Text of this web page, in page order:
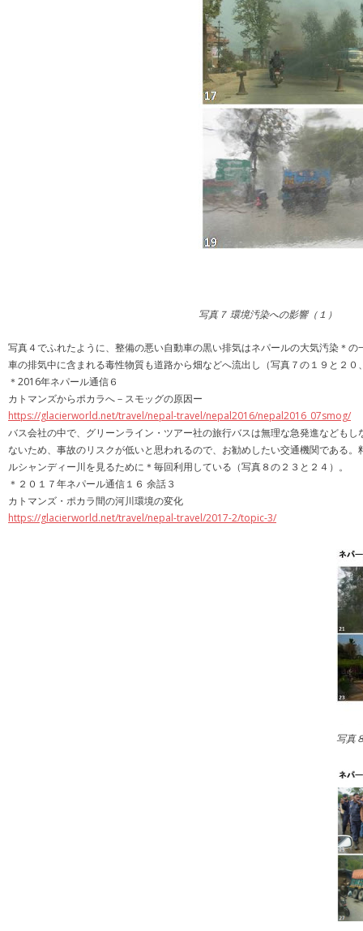
写真７ 環境汚染への影響（１）
写真４でふれたように、整備の悪い自動車の黒い排気はネパールの大気汚染＊
車の排気中に含まれる毒性物質も道路から畑などへ流出し（写真７の１９と２
＊2016年ネパール通信６
カトマンズからポカラへ－スモッグの原因ー
https://glacierworld.net/travel/nepal-travel/nepal2016/nepal2016_07smog/
バス会社の中で、グリーンライン・ツアー社の旅行バスは無理な急発進なども
ないため、事故のリスクが低いと思われるので、お勧めしたい交通機関である
ルシャンディー川を見るために＊毎回利用している（写真８の２３と２４）。
＊２０１７年ネパール通信１６ 余話３
カトマンズ・ポカラ間の河川環境の変化
https://glacierworld.net/travel/nepal-travel/2017-2/topic-3/
写真